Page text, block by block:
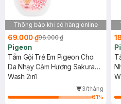
Thông báo khi có hàng online
69.000 ₫96.000 ₫
Pigeon
Tắm Gội Trẻ Em Pigeon Cho
Da Nhạy Cảm Hương Sakura
200ml
Wash 2in1
3/tháng
61%